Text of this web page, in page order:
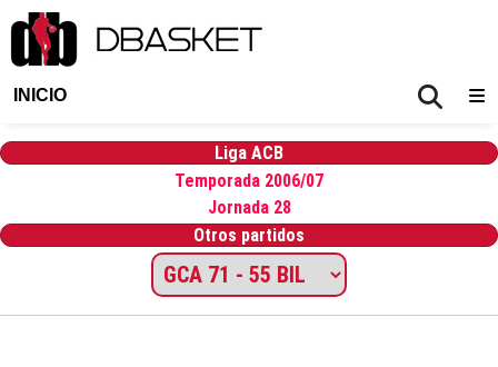
INICIO
Liga ACB
Temporada 2006/07
Jornada 28
Otros partidos